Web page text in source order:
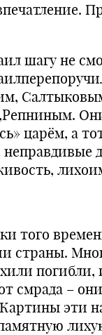
шагу не
царём, а
неправдивые
того
страны.
погибли,
смрада –
эти